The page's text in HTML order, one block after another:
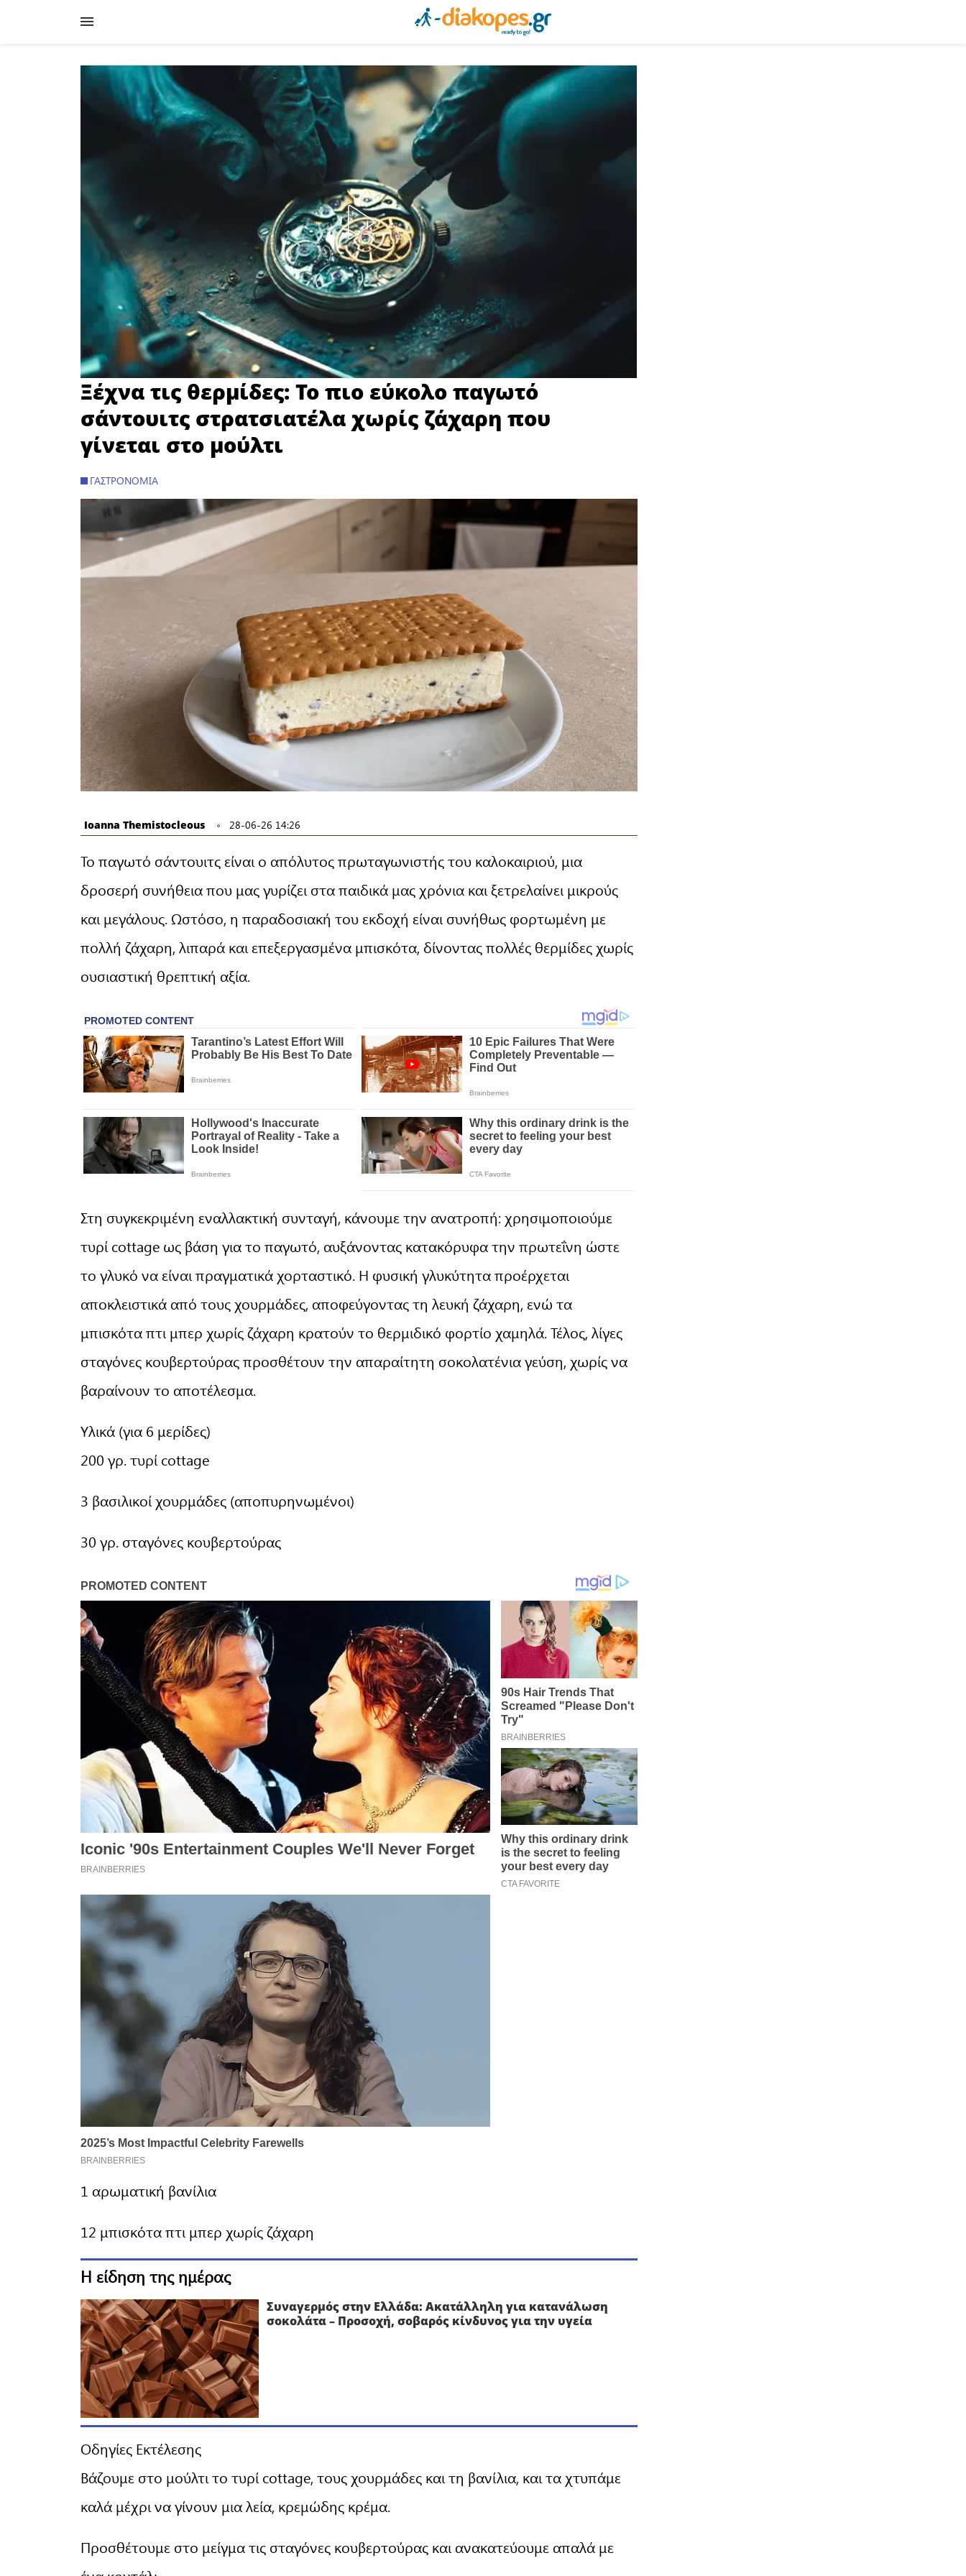
Ξέχνα τις θερμίδες: Το πιο εύκολο παγωτό
σάντουιτς στρατσιατέλα χωρίς ζάχαρη που
γίνεται στο μούλτι
ΓΑΣΤΡΟΝΟΜΊΑ
Ioanna Themistocleous 28-06-26 14:26
Το παγωτό σάντουιτς είναι ο απόλυτος πρωταγωνιστής του καλοκαιριού, μια
δροσερή συνήθεια που μας γυρίζει στα παιδικά μας χρόνια και ξετρελαίνει μικρούς
και μεγάλους. Ωστόσο, η παραδοσιακή του εκδοχή είναι συνήθως φορτωμένη με
πολλή ζάχαρη, λιπαρά και επεξεργασμένα μπισκότα, δίνοντας πολλές θερμίδες χωρίς
ουσιαστική θρεπτική αξία.
Στη συγκεκριμένη εναλλακτική συνταγή, κάνουμε την ανατροπή: χρησιμοποιούμε
τυρί cottage ως βάση για το παγωτό, αυξάνοντας κατακόρυφα την πρωτεΐνη ώστε
το γλυκό να είναι πραγματικά χορταστικό. Η φυσική γλυκύτητα προέρχεται
αποκλειστικά από τους χουρμάδες, αποφεύγοντας τη λευκή ζάχαρη, ενώ τα
μπισκότα πτι μπερ χωρίς ζάχαρη κρατούν το θερμιδικό φορτίο χαμηλά. Τέλος, λίγες
σταγόνες κουβερτούρας προσθέτουν την απαραίτητη σοκολατένια γεύση, χωρίς να
βαραίνουν το αποτέλεσμα.
Υλικά (για 6 μερίδες)
200 γρ. τυρί cottage
3 βασιλικοί χουρμάδες (αποπυρηνωμένοι)
30 γρ. σταγόνες κουβερτούρας
1 αρωματική βανίλια
12 μπισκότα πτι μπερ χωρίς ζάχαρη
Η είδηση της ημέρας
Συναγερμός στην Ελλάδα: Ακατάλληλη για κατανάλωση
σοκολάτα – Προσοχή, σοβαρός κίνδυνος για την υγεία
Οδηγίες Εκτέλεσης
Βάζουμε στο μούλτι το τυρί cottage, τους χουρμάδες και τη βανίλια, και τα χτυπάμε
καλά μέχρι να γίνουν μια λεία, κρεμώδης κρέμα.
Προσθέτουμε στο μείγμα τις σταγόνες κουβερτούρας και ανακατεύουμε απαλά με